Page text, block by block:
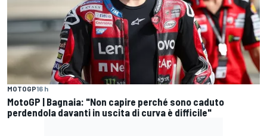
MOTOGP16 h
MotoGP | Bagnaia: "Non capire perché sono caduto
perdendola davanti in uscita di curva è difficile"